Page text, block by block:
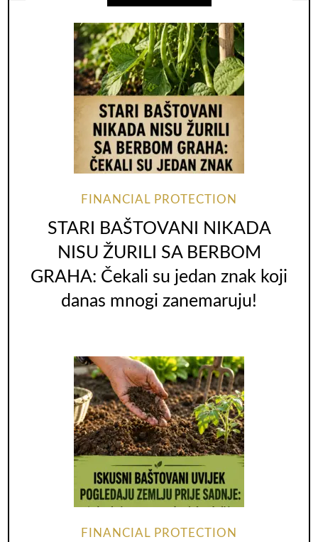
FINANCIAL PROTECTION
STARI BAŠTOVANI NIKADA
NISU ŽURILI SA BERBOM
GRAHA: Čekali su jedan znak koji
danas mnogi zanemaruju!
FINANCIAL PROTECTION